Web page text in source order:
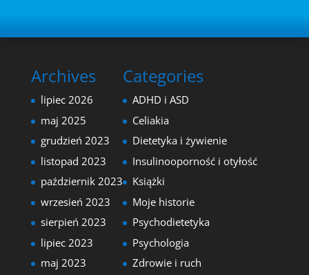
Archives
lipiec 2026
maj 2025
grudzień 2023
listopad 2023
październik 2023
wrzesień 2023
sierpień 2023
lipiec 2023
maj 2023
Categories
ADHD i ASD
Celiakia
Dietetyka i żywienie
Insulinooporność i otyłość
Książki
Moje historie
Psychodietetyka
Psychologia
Zdrowie i ruch